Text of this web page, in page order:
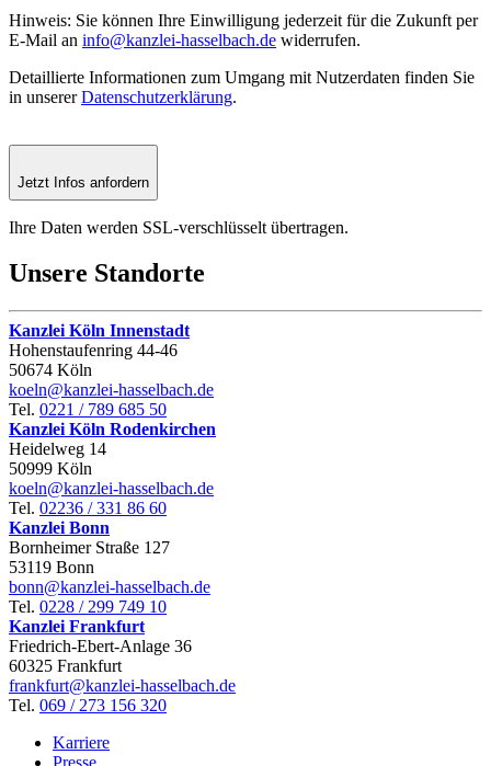
Hinweis: Sie können Ihre Einwilligung jederzeit für die Zukunft per
E-Mail an info@kanzlei-hasselbach.de widerrufen.
Detaillierte Informationen zum Umgang mit Nutzerdaten finden Sie
in unsererDatenschutzerklärung.
Jetzt Infos anfordern
Ihre Daten werden SSL-verschlüsselt übertragen.
Unsere Standorte
Kanzlei Köln Innenstadt
Hohenstaufen­ring 44‑46
50674 Köln
koeln@kanzlei-hasselbach.de
Tel. 0221 / 789 685 50
Kanzlei Köln Rodenkirchen
Heidelweg 14
50999 Köln
koeln@kanzlei-hasselbach.de
Tel. 02236 / 331 86 60
Kanzlei Bonn
Bornheimer Straße 127
53119 Bonn
bonn@kanzlei-hasselbach.de
Tel. 0228 / 299 749 10
Kanzlei Frankfurt
Friedrich-Ebert-Anlage 36
60325 Frankfurt
frankfurt@kanzlei-hasselbach.de
Tel. 069 / 273 156 320
Karriere